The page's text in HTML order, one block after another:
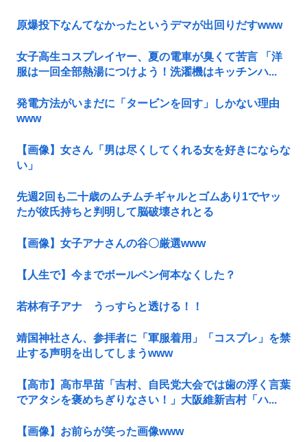
原爆投下なんてなかったというデマが出回りだすwww
女子高生コスプレイヤー、夏の電車が臭くて苦言 「洋
服は一回全部熱湯につけよう！洗濯機はキッチンハ...
発電方法がいまだに「タービンを回す」しかない理由
www
【画像】女さん「男は尽くしてくれる女を好きにならな
い」
先週2回も二十歳のムチムチギャルとゴムあり1でヤッ
たが彼氏持ちと判明して脳破壊されとる
【画像】女子アナさんの谷〇厳選www
【人生で】今までボールペン何本なくした？
若林有子アナ うっすらと透ける！！
靖国神社さん、参拝者に「軍服着用」「コスプレ」を禁
止する声明を出してしまうwww
【高市】高市早苗「吉村、自民党大会では歯の浮く言葉
でアタシを褒めちぎりなさい！」大阪維新吉村「ハ...
【画像】お前らが笑った画像www